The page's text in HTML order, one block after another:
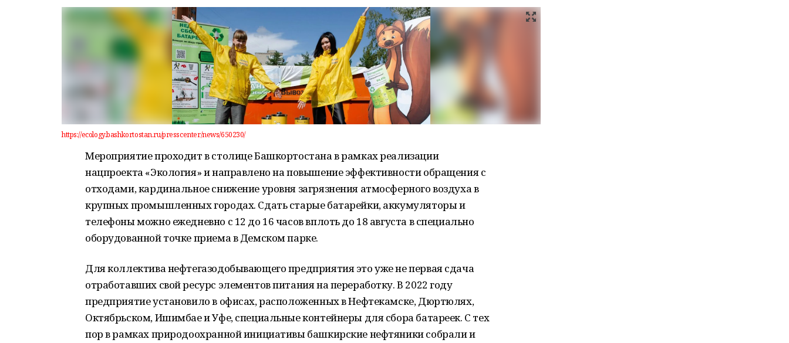
https://ecology.bashkortostan.ru/presscenter/news/650230/
Мероприятие проходит в столице Башкортостана в рамках реализации
нацпроекта «Экология» и направлено на повышение эффективности обращения с
отходами, кардинальное снижение уровня загрязнения атмосферного воздуха в
крупных промышленных городах. Сдать старые батарейки, аккумуляторы и
телефоны можно ежедневно с 12 до 16 часов вплоть до 18 августа в специально
оборудованной точке приема в Демском парке.
Для коллектива нефтегазодобывающего предприятия это уже не первая сдача
отработавших свой ресурс элементов питания на переработку. В 2022 году
предприятие установило в офисах, расположенных в Нефтекамске, Дюртюлях,
Октябрьском, Ишимбае и Уфе, специальные контейнеры для сбора батареек. С тех
пор в рамках природоохранной инициативы башкирские нефтяники собрали и